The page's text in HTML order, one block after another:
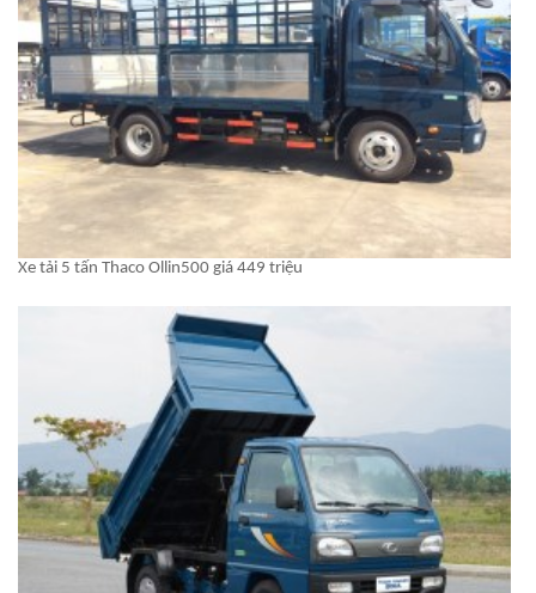
Xe tải 5 tấn Thaco Ollin500 giá 449 triệu